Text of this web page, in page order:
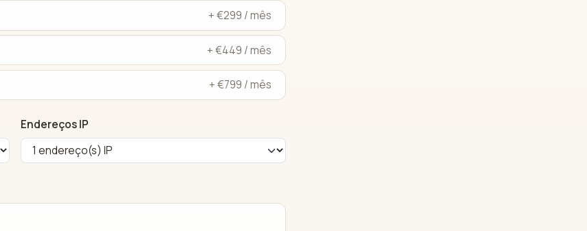
+ €299 / mês
+ €449 / mês
+ €799 / mês
Endereços IP